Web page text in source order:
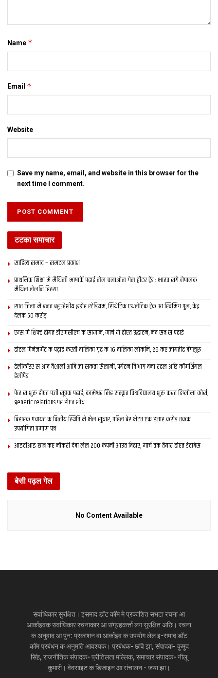
Name *
Email *
Website
Save my name, email, and website in this browser for the
next time I comment.
टटका समाचार
साहित्य समाद – समटल प्रकाश
प्राथमिक शि‍क्षा मे मैथि‍ली भाषाकेँ पढ़ाई लेल चलाओल गेल ट्वीटर ट्रेंड : भारत संगे नेपालक
मैथिल लेलनि हिस्सा
सात जिला मे बनत बहुउद्देशीय इंडोर स्‍टेडि‍यम, सिंथेटिक एथलेटिक ट्रेक आ स्विमिंग पुल, केंद्र
देलक 50 करोड़
एम्स मे शिफ्ट होयत डीएमसीएच क सामान, मार्च मे होएत उद्घाटन, नव सत्र स पढाई
होटल मैनेजमेंट क पढ़ाई करती बालिका गृह क 16 बालिका लोकनि, 29 कए जायतीह बेंगलुरु
हेलीकॉप्टर स आब वैशाली आबि जा सकता सैलानी, पर्यटन विभाग बना रहल अछि कॉमर्शियल
हेलीपैड
फेर स शुरू होएत पंजी सूत्रक पढाई, कामेश्वर सिंह संस्कृत विश्वविद्यालय शुरू करत डिप्लोमा कोर्स,
genetic relations पर होएत शोध
बिहारक पंचायत क वित्‍तीय स्थिति मे भेल सुधार, पहिल बेर भेटत एक हजार करोड़ तकक
उपयोगिता प्रमाण पत्र
आइटीआइ छात्र कए नौकरी देबा लेल 200 कंपनी आउत बिहार, मार्च तक तैयार होएत डेटाबेस
बेसी पढ़ल गेल
No Content Available
सर्वाधिकार सुरक्षित। इसमाद डॉट कॉम मे प्रकाशित सभटा रचना आ
आर्काइवक सर्वाधिकार रचनाकार आ संग्रहकर्त्ता लग सुरक्षित अछि। रचना
क अनुवाद आ पुन: प्रकाशन वा आर्काइव क उपयोग लेल इ-समाद डॉट
कॉम प्रबंधन क अनुमति आवश्यक। प्रबंधक- छवि झा, संपादक- कुमुद
सिंह, राजनीतिक संपादक- प्रीतिलता मल्लिक, समाचार संपादक- नीलू
कुमारी। वेवसाइट क डिजाइन आ संचालन - जया झा।